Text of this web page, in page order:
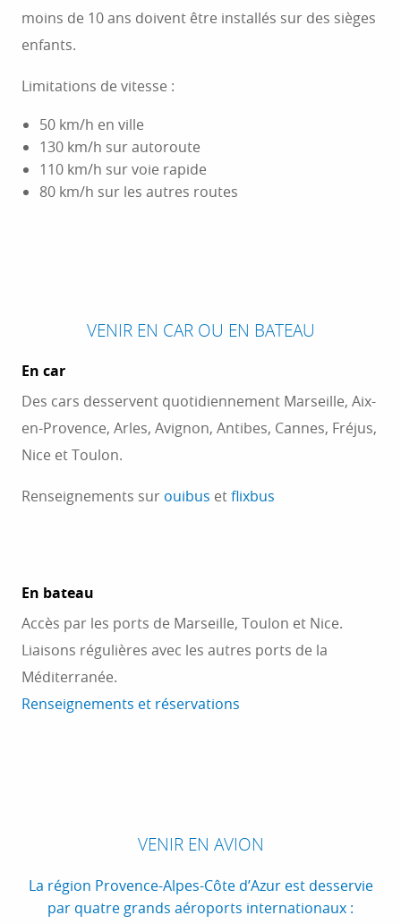
moins de 10 ans doivent être installés sur des sièges
enfants.
Limitations de vitesse :
50 km/h en ville
130 km/h sur autoroute
110 km/h sur voie rapide
80 km/h sur les autres routes
VENIR EN CAR OU EN BATEAU
En car
Des cars desservent quotidiennement Marseille, Aix-
en-Provence, Arles, Avignon, Antibes, Cannes, Fréjus,
Nice et Toulon.
Renseignements sur ouibus etflixbus
En bateau
Accès par les ports de Marseille, Toulon et Nice.
Liaisons régulières avec les autres ports de la
Méditerranée.
Renseignements et réservations
VENIR EN AVION
La région Provence-Alpes-Côte d’Azur est desservie
par quatre grands aéroports internationaux :
VOYAGER AVEC AIR FRANCE